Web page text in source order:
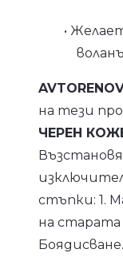
•
на тези
ЧЕРЕН
стъпки: 1.
на старата